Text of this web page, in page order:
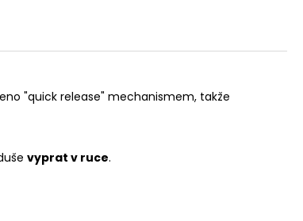
"quick release" mechanismem, takže
vyprat v ruce.